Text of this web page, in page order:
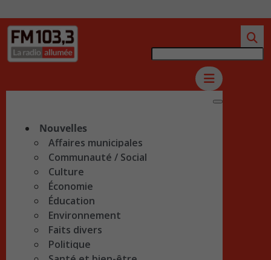
Nouvelles
Affaires municipales
Communauté / Social
Culture
Économie
Éducation
Environnement
Faits divers
Politique